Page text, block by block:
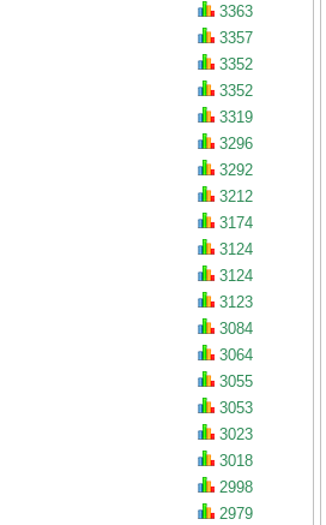
3363
3357
3352
3352
3319
3296
3292
3212
3174
3124
3124
3123
3084
3064
3055
3053
3023
3018
2998
2979